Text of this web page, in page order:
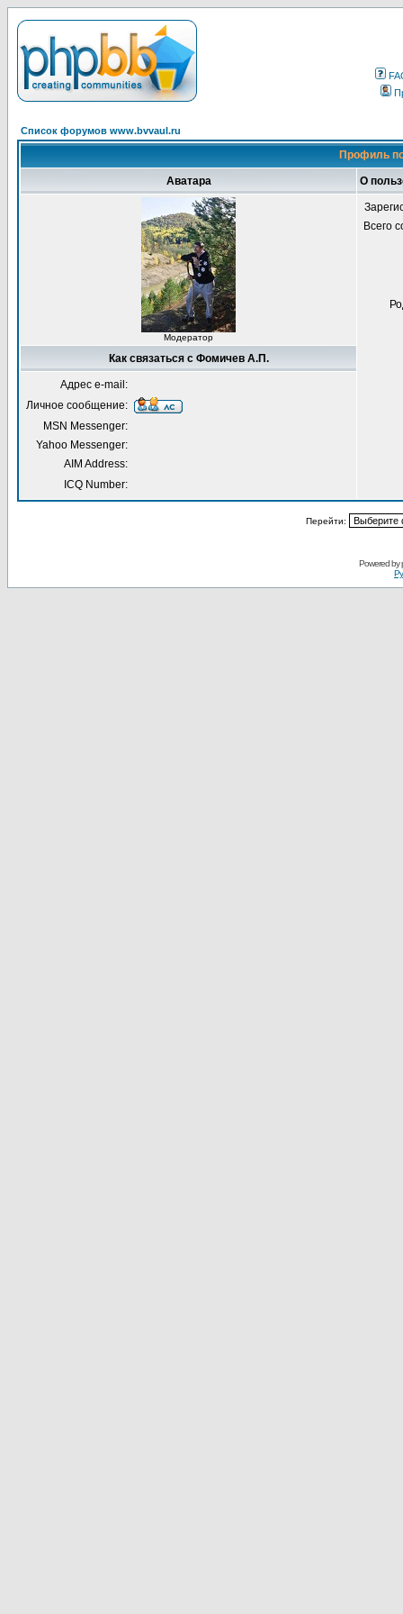
Список форумов www.bvvaul.ru
Профиль
Аватара О
Модератор
Всего
Как связаться с Фомичев А.П.
Адрес e-mail:
Личное сообщение:
MSN Messenger:
Yahoo Messenger:
AIM Address:
ICQ Number:
Перейти:
Powered by